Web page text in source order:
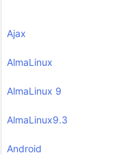
Ajax
AlmaLinux
AlmaLinux 9
AlmaLinux9.3
Android